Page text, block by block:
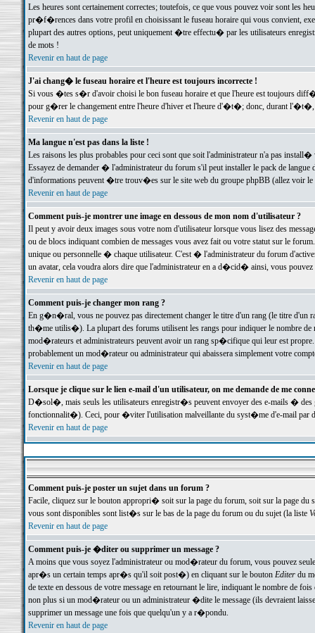
Les heures sont certainement correctes; toutefois, ce que vous pouvez voir sont
pr�f�rences dans votre profil en choisissant le fuseau horaire qui vous convient,
plupart des autres options, peut uniquement �tre effectu� par les utilisateurs
de mots !
Revenir en haut de page
J'ai chang� le fuseau horaire et l'heure est toujours incorrecte !
Si vous �tes s�r d'avoir choisi le bon fuseau horaire et que l'heure est toujours
pour g�rer le changement entre l'heure d'hiver et l'heure d'�t�; donc, durant
Revenir en haut de page
Ma langue n'est pas dans la liste !
Les raisons les plus probables pour ceci sont que soit l'administrateur n'a pas
Essayez de demander � l'administrateur du forum s'il peut installer le pack de
d'informations peuvent �tre trouv�es sur le site web du groupe phpBB (allez voir le
Revenir en haut de page
Comment puis-je montrer une image en dessous de mon nom d'utilisateur ?
Il peut y avoir deux images sous votre nom d'utilisateur lorsque vous lisez des
ou de blocs indiquant combien de messages vous avez fait ou votre statut sur le
unique ou personnelle � chaque utilisateur. C'est � l'administrateur du forum
un avatar, cela voudra alors dire que l'administrateur en a d�cid� ainsi, vous
Revenir en haut de page
Comment puis-je changer mon rang ?
En g�n�ral, vous ne pouvez pas directement changer le titre d'un rang (le titre d'un
th�me utilis�). La plupart des forums utilisent les rangs pour indiquer le nombre de
mod�rateurs et administrateurs peuvent avoir un rang sp�cifique qui leur est
probablement un mod�rateur ou administrateur qui abaissera simplement votre
Revenir en haut de page
Lorsque je clique sur le lien e-mail d'un utilisateur, on me demande de me
D�sol�, mais seuls les utilisateurs enregistr�s peuvent envoyer des e-mails �
fonctionnalit�). Ceci, pour �viter l'utilisation malveillante du syst�me d'e-mail par
Revenir en haut de page
Comment puis-je poster un sujet dans un forum ?
Facile, cliquez sur le bouton appropri� soit sur la page du forum, soit sur la page du
vous sont disponibles sont list�s sur le bas de la page du forum ou du sujet (la liste
Revenir en haut de page
Comment puis-je �diter ou supprimer un message ?
A moins que vous soyez l'administrateur ou mod�rateur du forum, vous pouvez
apr�s un certain temps apr�s qu'il soit post�) en cliquant sur le bouton Editerdu
de texte en dessous de votre message en retournant le lire, indiquant le nombre
non plus si un mod�rateur ou un administrateur �dite le message (ils devraient
supprimer un message une fois que quelqu'un y a r�pondu.
Revenir en haut de page